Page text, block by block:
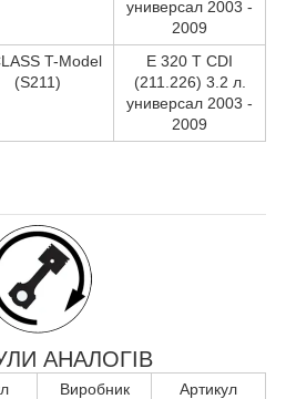
универсал 2003 -
2009
T-Model
(S211)
E 320 T CDI
(211.226) 3.2 л.
универсал 2003 -
2009
АНАЛОГІВ
Виробник
Артикул